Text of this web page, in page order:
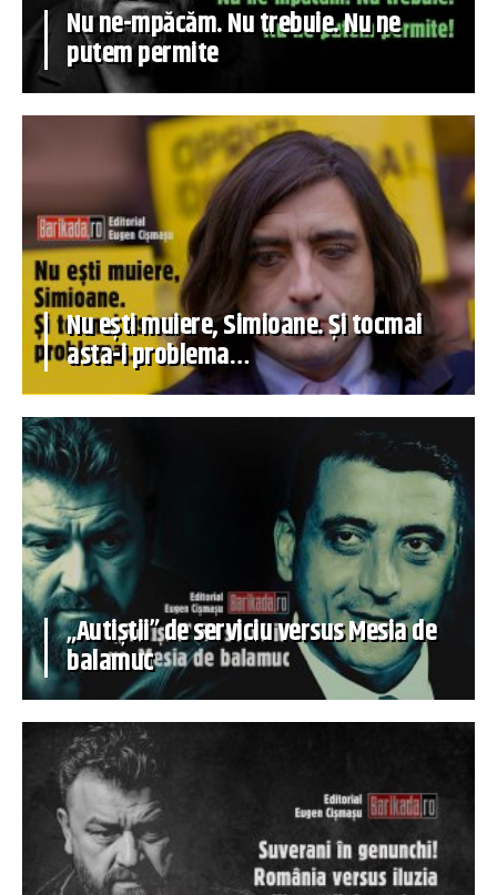
Nu ne-mpăcăm. Nu trebuie. Nu ne
putem permite
Nu ești muiere, Simioane. Și tocmai
asta-i problema…
„Autiștii” de serviciu versus Mesia de
balamuc